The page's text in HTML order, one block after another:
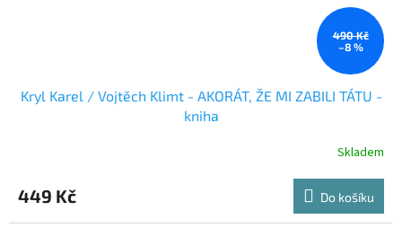
490 Kč
–8 %
Kryl Karel / Vojtěch Klimt - AKORÁT, ŽE MI ZABILI TÁTU -
kniha
Skladem
449 Kč Do košíku